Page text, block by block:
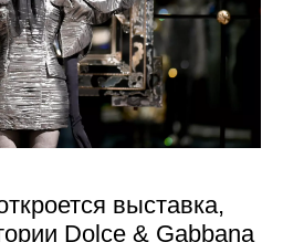
выставка,
Dolce & Gabbana